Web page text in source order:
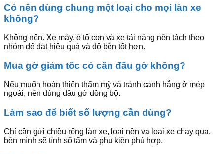
Có nên dùng chung một loại cho mọi làn xe
không?
Không nên. Xe máy, ô tô con và xe tải nặng nên tách theo
nhóm để đạt hiệu quả và độ bền tốt hơn.
Mua gờ giảm tốc có cần đầu gờ không?
Nếu muốn hoàn thiện thẩm mỹ và tránh cạnh hẫng ở mép
ngoài, nên dùng đầu gờ đồng bộ.
Làm sao để biết số lượng cần dùng?
Chỉ cần gửi chiều rộng làn xe, loại nền và loại xe chạy qua,
bên mình sẽ tính số tấm và phụ kiện phù hợp.